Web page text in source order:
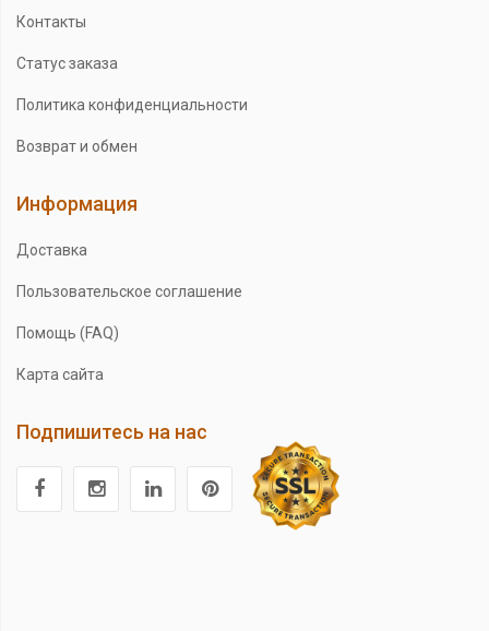
Контакты
Статус заказа
Политика конфиденциальности
Возврат и обмен
Информация
Доставка
Пользовательское соглашение
Помощь (FAQ)
Карта сайта
Подпишитесь на нас